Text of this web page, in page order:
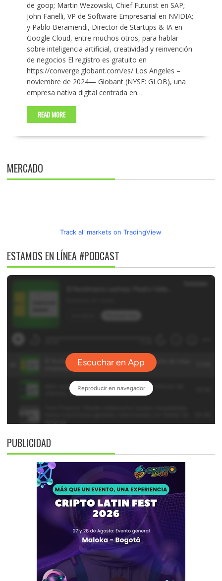
de goop; Martin Wezowski, Chief Futurist en SAP;
John Fanelli, VP de Software Empresarial en NVIDIA;
y Pablo Beramendi, Director de Startups & IA en
Google Cloud, entre muchos otros, para hablar
sobre inteligencia artificial, creatividad y reinvención
de negocios El registro es gratuito en
https://converge.globant.com/es/ Los Angeles –
noviembre de 2024— Globant (NYSE: GLOB), una
empresa nativa digital centrada en…
READ MORE
MERCADO
Track all markets on TradingView
ESTAMOS EN LÍNEA #PODCAST
PUBLICIDAD